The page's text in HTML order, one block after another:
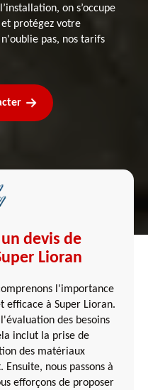
on s’occupe
protégez votre
pas, nos tarifs
devis de
Lioran
l'importance
efficace à Super Lioran.
des besoins
inclut la prise de
des matériaux
nous passons à
efforçons de proposer